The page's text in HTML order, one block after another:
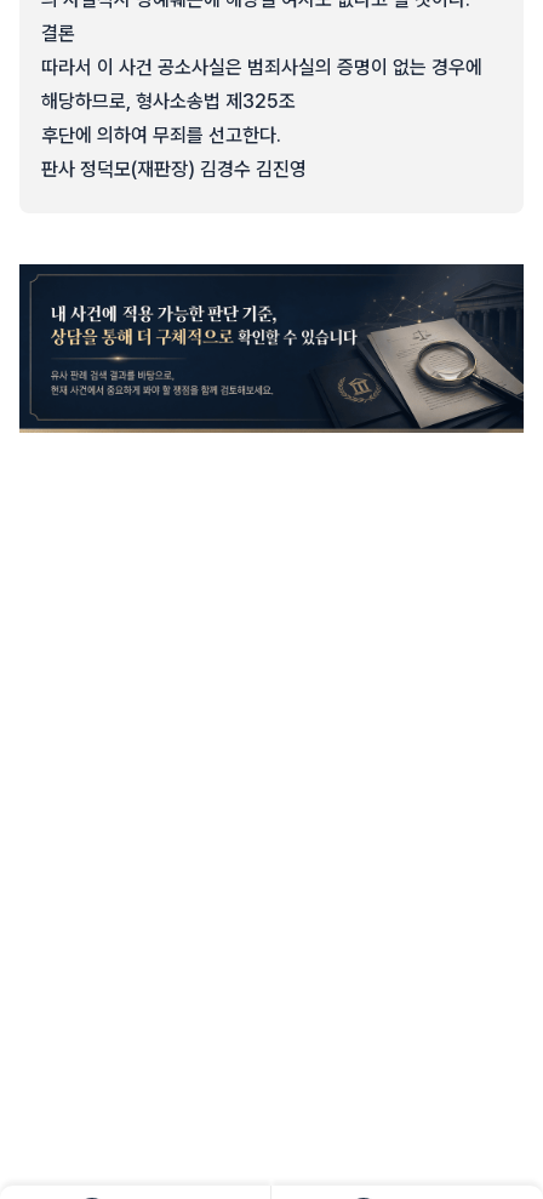
결론
따라서 이 사건 공소사실은 범죄사실의 증명이 없는 경우에
해당하므로, 형사소송법 제325조
후단에 의하여 무죄를 선고한다.
판사 정덕모(재판장) 김경수 김진영